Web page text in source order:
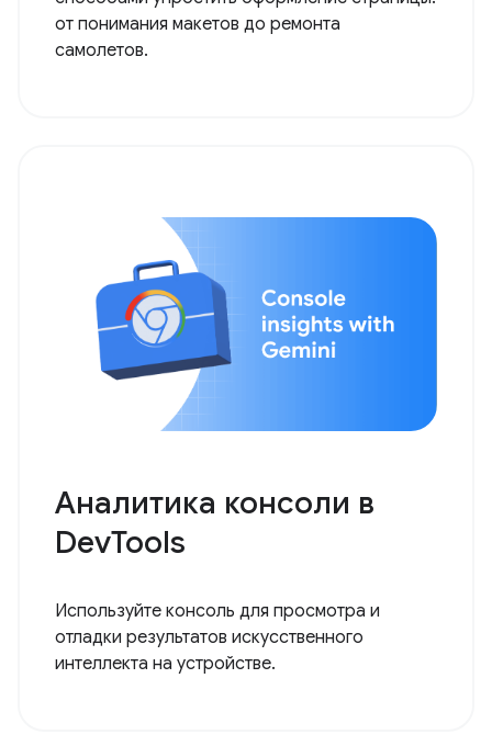
от понимания макетов до ремонта
самолетов.
Аналитика консоли в
DevTools
Используйте консоль для просмотра и
отладки результатов искусственного
интеллекта на устройстве.